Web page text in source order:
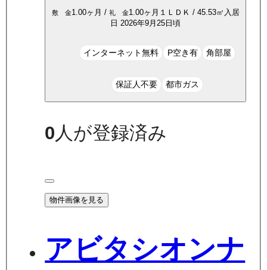
敷 金1.00ヶ月 / 礼 金1.00ヶ月 １ＬＤＫ / 45.53㎡ 入居
日 2026年9月25日頃
インターネット無料 P空き有 角部屋
保証人不要 都市ガス
0人が登録済み
物件画像を見る
アビタシオンナ